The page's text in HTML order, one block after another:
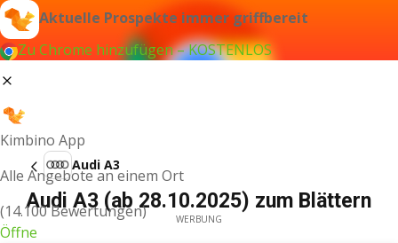
Aktuelle Prospekte immer griffbereit
Zu Chrome hinzufügen – KOSTENLOS
Kimbino App
Alle Angebote an einem Ort
(14.100 Bewertungen)
Öffne
Audi A3
Audi A3 (ab 28.10.2025) zum Blättern
WERBUNG